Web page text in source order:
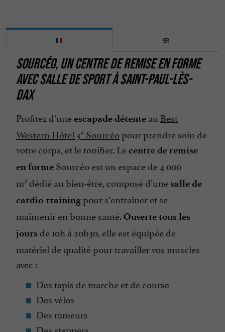
SOURCÉO, UN CENTRE DE REMISE EN FORME
AVEC SALLE DE SPORT À SAINT-PAUL-LÈS-
DAX
Profitez d’uneescapade détente au Best
Western Hôtel 3* Sourcéopour prendre soin de
votre corps, et le tonifier. Lecentre de remise
en forme Sourcéo est un espace de 4 000
m2dédié au bien-être, composé d’une salle de
cardio-trainingpour s’entraîner et se
maintenir en bonne santé.Ouverte tous les
jours de 10h à 20h30, elle est équipée de
matériel de qualité pour travailler vos muscles
avec :
Des tapis de marche et de course
Des vélos
Des rameurs